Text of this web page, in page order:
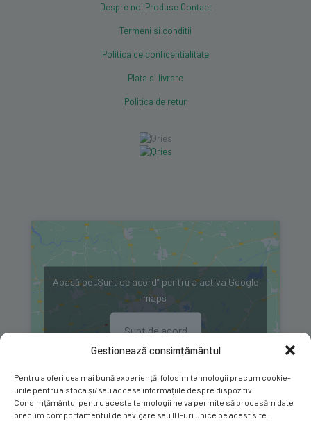
Gestionează consimțământul
Pentru a oferi cea mai bună experiență, folosim tehnologii precum cookie-
urile pentru a stoca și/sau accesa informațiile despre dispozitiv.
Consimțământul pentru aceste tehnologii ne va permite să procesăm date
precum comportamentul de navigare sau ID-uri unice pe acest site.
Despre noi Produse Contact
Termeni si conditii
Politica de confidentialitate
Plata si livrare
Politica de retur
Apasă pe „Sunt de acord” pentru a activa Google
maps
Sunt de acord